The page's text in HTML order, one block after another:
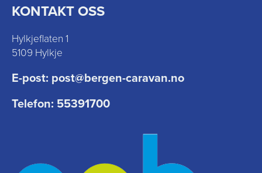
KONTAKT OSS
Hylkjeflaten 1
5109 Hylkje
E-post: post@bergen-caravan.no
Telefon: 55391700